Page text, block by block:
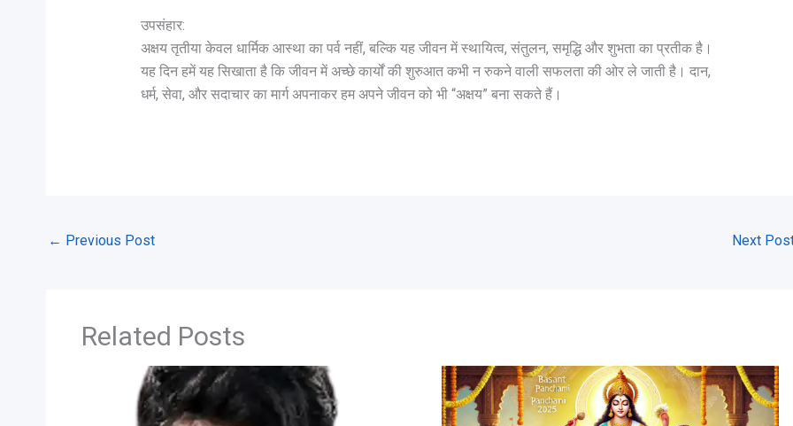
उपसंहार:
अक्षय तृतीया केवल धार्मिक आस्था का पर्व नहीं, बल्कि यह जीवन में स्थायित्व, संतुलन, समृद्धि और शुभता का प्रतीक है।
यह दिन हमें यह सिखाता है कि जीवन में अच्छे कार्यों की शुरुआत कभी न रुकने वाली सफलता की ओर ले जाती है। दान,
धर्म, सेवा, और सदाचार का मार्ग अपनाकर हम अपने जीवन को भी “अक्षय” बना सकते हैं।
← Previous Post Next
Related Posts